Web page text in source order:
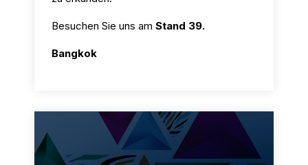
Besuchen Sie uns am Stand 39.
Bangkok